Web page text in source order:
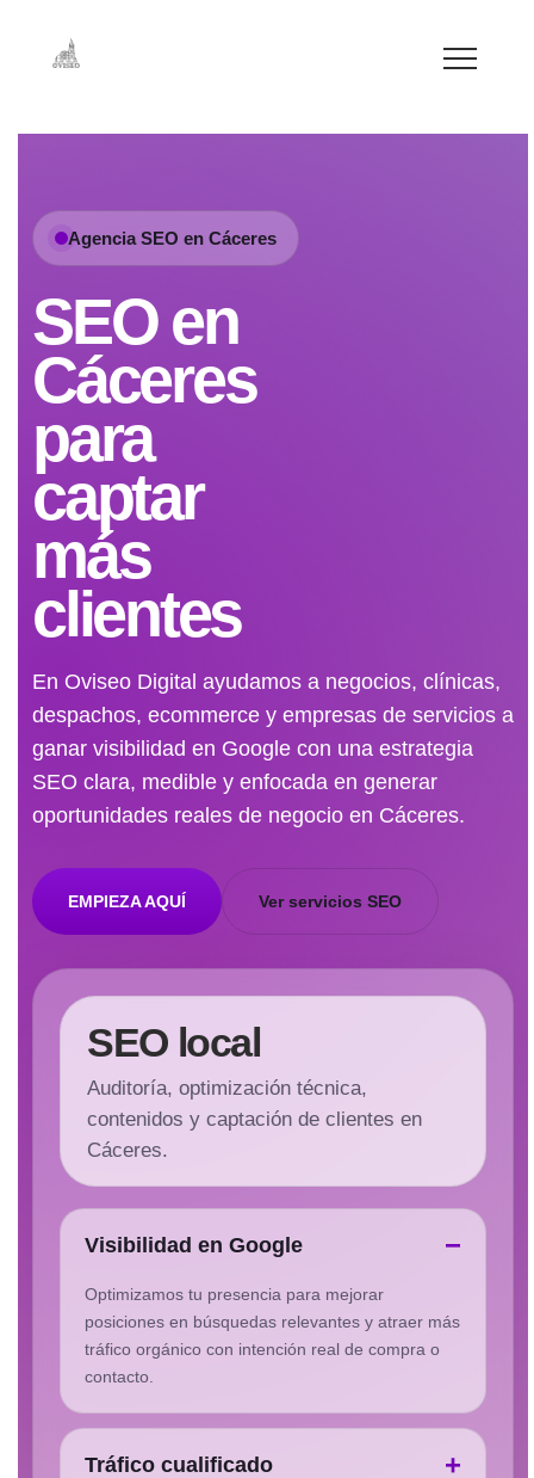
Agencia SEO en Cáceres
SEO en
Cáceres
para
captar
más
clientes
En Oviseo Digital ayudamos a negocios, clínicas,
despachos, ecommerce y empresas de servicios a
ganar visibilidad en Google con una estrategia
SEO clara, medible y enfocada en generar
oportunidades reales de negocio en Cáceres.
EMPIEZA AQUÍ Ver servicios SEO
SEO local
Auditoría, optimización técnica,
contenidos y captación de clientes en
Cáceres.
Visibilidad en Google
Optimizamos tu presencia para mejorar
posiciones en búsquedas relevantes y atraer más
tráfico orgánico con intención real de compra o
contacto.
Tráfico cualificado